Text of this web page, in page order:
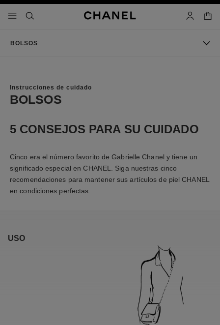
menú - navegación principal
- navegación principal
buscar cuenta
cesta
BOLSOS
Instrucciones de cuidado
BOLSOS
5 CONSEJOS PARA SU CUIDADO
Cinco era el número favorito de Gabrielle Chanel y tiene un
significado especial en CHANEL. Siga nuestras cinco
recomendaciones para mantener sus artículos de piel CHANEL
en condiciones perfectas.
USO